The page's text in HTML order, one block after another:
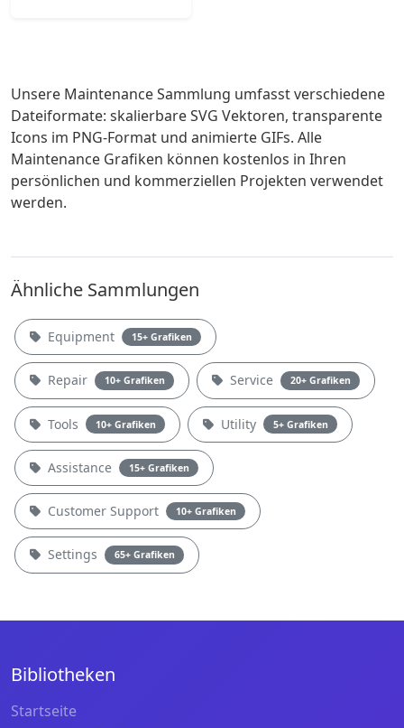
Unsere Maintenance Sammlung umfasst verschiedene
Dateiformate: skalierbare SVG Vektoren, transparente
Icons im PNG-Format und animierte GIFs. Alle
Maintenance Grafiken können kostenlos in Ihren
persönlichen und kommerziellen Projekten verwendet
werden.
Ähnliche Sammlungen
Equipment 15+ Grafiken
Repair 10+ Grafiken Service 20+ Grafiken
Tools 10+ Grafiken Utility 5+ Grafiken
Assistance 15+ Grafiken
Customer Support 10+ Grafiken
Settings 65+ Grafiken
Bibliotheken
Startseite